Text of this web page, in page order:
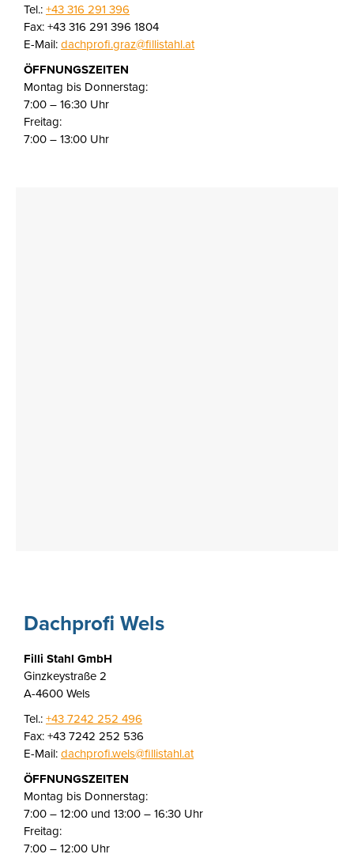
Tel.:+43 316 291 396
Fax: +43 316 291 396 1804
E-Mail:dachprofi.graz@fillistahl.at
ÖFFNUNGSZEITEN
Montag bis Donnerstag:
7:00 – 16:30 Uhr
Freitag:
7:00 – 13:00 Uhr
Dachprofi Wels
Filli Stahl GmbH
Ginzkeystraße 2
A-4600 Wels
Tel.:+43 7242 252 496
Fax: +43 7242 252 536
E-Mail:dachprofi.wels@fillistahl.at
ÖFFNUNGSZEITEN
Montag bis Donnerstag:
7:00 – 12:00 und 13:00 – 16:30 Uhr
Freitag:
7:00 – 12:00 Uhr